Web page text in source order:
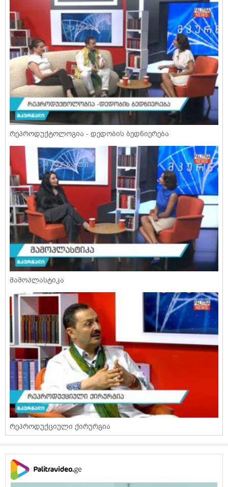
რეპროდუქტოლოგია - დედობის ბედნიერება
მამოპლასტიკა
რეპროდუქციული ქირურგია